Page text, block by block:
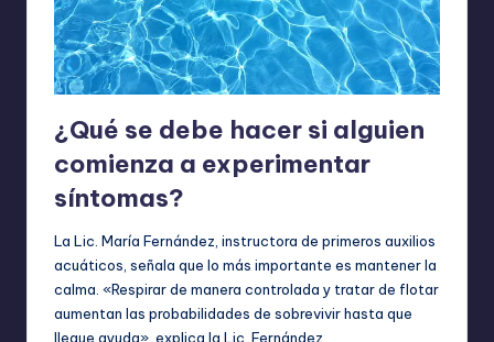
¿Qué se debe hacer si alguien
comienza a experimentar
síntomas?
La Lic. María Fernández, instructora de primeros auxilios
acuáticos, señala que lo más importante es mantener la
calma. «Respirar de manera controlada y tratar de flotar
aumentan las probabilidades de sobrevivir hasta que
llegue ayuda», explica la Lic. Fernández.